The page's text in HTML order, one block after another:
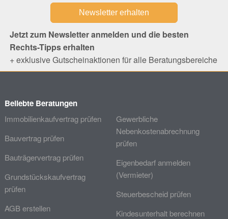
Jetzt zum Newsletter anmelden und die besten
Rechts-Tipps erhalten
+ exklusive Gutscheinaktionen für alle Beratungsbereiche
Beliebte Beratungen
Immobilienkaufvertrag prüfen
Bauvertrag prüfen
Bauträgervertrag prüfen
Grundstückskaufvertrag
prüfen
AGB erstellen
Gewerbliche
Nebenkostenabrechnung
prüfen
Eigenbedarf anmelden
(Vermieter)
Steuerbescheid prüfen
Kindesunterhalt berechnen